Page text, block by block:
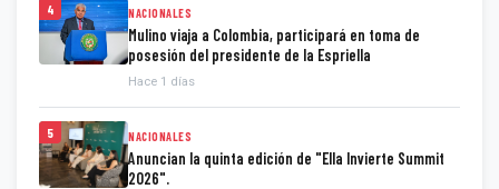
4 NACIONALES
Mulino viaja a Colombia, participará en toma de
posesión del presidente de la Espriella
Hace 1 días
5 NACIONALES
Anuncian la quinta edición de "Ella Invierte Summit
2026".